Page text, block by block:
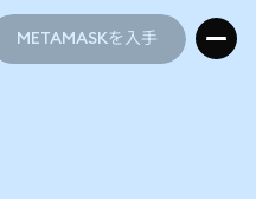
METAMASKを入手